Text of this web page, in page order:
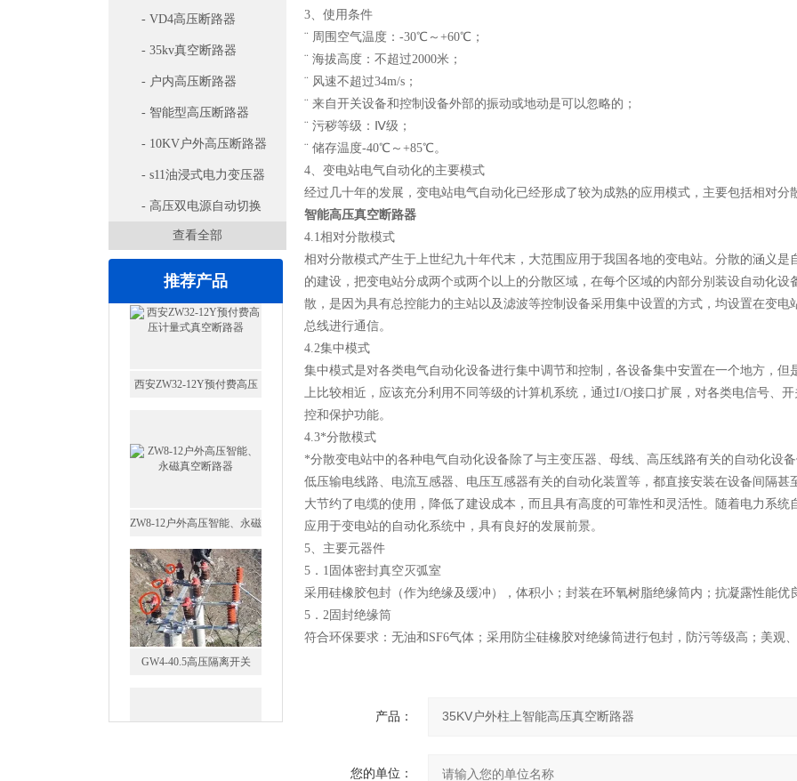
- VD4高压断路器
- 35kv真空断路器
- 户内高压断路器
- 智能型高压断路器
- 10KV户外高压断路器
- s11油浸式电力变压器
- 高压双电源自动切换
查看全部
推荐产品
真空断路器
GW4-40.5高压隔离开关
3、使用条件
¨ 周围空气温度：-30℃～+60℃；
¨ 海拔高度：不超过2000米；
¨ 风速不超过34m/s；
¨ 来自开关设备和控制设备外部的振动或地动是可以忽略的；
¨ 污秽等级：Ⅳ级；
¨ 储存温度-40℃～+85℃。
4、变电站电气自动化的主要模式
经过几十年的发展，变电站电气自动化已经形成了较为成熟的应用模式，主要包括相对
智能高压真空断路器
4.1相对分散模式
相对分散模式产生于上世纪九十年代末，大范围应用于我国各地的变电站。分散的涵义
的建设，把变电站分成两个或两个以上的分散区域，在每个区域的内部分别装设自动化
散，是因为具有总控能力的主站以及滤波等控制设备采用集中设置的方式，均设置在变
总线进行通信。
4.2集中模式
集中模式是对各类电气自动化设备进行集中调节和控制，各设备集中安置在一个地方，
上比较相近，应该充分利用不同等级的计算机系统，通过I/O接口扩展，对各类电信号、
控和保护功能。
4.3*分散模式
*分散变电站中的各种电气自动化设备除了与主变压器、母线、高压线路有关的自动化设
低压输电线路、电流互感器、电压互感器有关的自动化装置等，都直接安装在设备间隔
大节约了电缆的使用，降低了建设成本，而且具有高度的可靠性和灵活性。随着电力系
应用于变电站的自动化系统中，具有良好的发展前景。
5、主要元器件
5．1固体密封真空灭弧室
采用硅橡胶包封（作为绝缘及缓冲），体积小；封装在环氧树脂绝缘筒内；抗凝露性能优
5．2固封绝缘筒
符合环保要求：无油和SF6气体；采用防尘硅橡胶对绝缘筒进行包封，防污等级高；美观、
产品：
您的单位：